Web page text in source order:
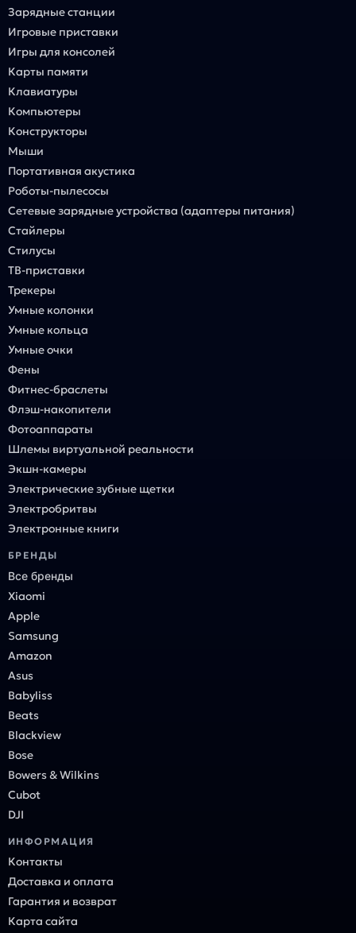
Зарядные станции
Игровые приставки
Игры для консолей
Карты памяти
Клавиатуры
Компьютеры
Конструкторы
Мыши
Портативная акустика
Роботы-пылесосы
Сетевые зарядные устройства (адаптеры питания)
Стайлеры
Стилусы
ТВ-приставки
Трекеры
Умные колонки
Умные кольца
Умные очки
Фены
Фитнес-браслеты
Флэш-накопители
Фотоаппараты
Шлемы виртуальной реальности
Экшн-камеры
Электрические зубные щетки
Электробритвы
Электронные книги
БРЕНДЫ
Все бренды
Xiaomi
Apple
Samsung
Amazon
Asus
Babyliss
Beats
Blackview
Bose
Bowers & Wilkins
Cubot
DJI
ИНФОРМАЦИЯ
Контакты
Доставка и оплата
Гарантия и возврат
Карта сайта